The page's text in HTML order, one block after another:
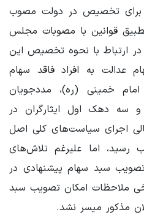
برای تخصیص در دولت مصوب
قوانین با مصوبات مجلس
ارتباط با نحوه تخصیص این
عدالت به افراد فاقد سهام
خمینی (ره)، مددجویان
سه دهک اول ایثارگران در
۱۴۰۱ شورای‌عالی اجرای سیاست‌های کلی اصل
رسید، اما علیرغم تلاش‌های
سبد سهام پیشنهادی در
ملاحظات امکان تصویب سبد
مذکور میسر نشد.